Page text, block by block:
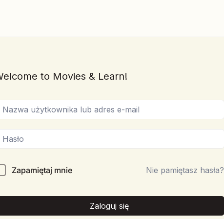
to Movies & Learn!
Zapamiętaj mnie Nie pamiętasz hasła?
Zaloguj się